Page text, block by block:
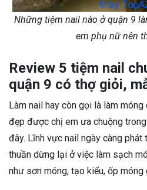
Những tiệm nail nào ở quận 9
em phụ nữ nên
Review 5 tiệm nail
quận 9 có thợ giỏi,
Làm nail hay còn gọi là làm
đẹp được chị em ưa chuộng
đây. Lĩnh vực nail ngày càng phát
thuần dừng lại ở việc làm sạch
như sơn móng, tạo kiểu, ốp